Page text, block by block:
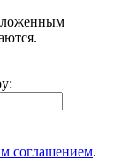
соглашением.